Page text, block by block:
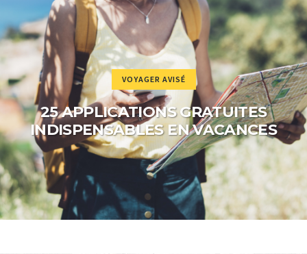
VOYAGER AVISÉ
25 APPLICATIONS GRATUITES
INDISPENSABLES EN VACANCES